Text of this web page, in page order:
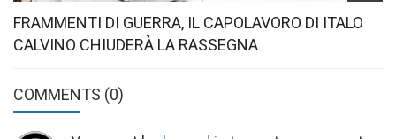
FRAMMENTI DI GUERRA, IL CAPOLAVORO DI ITALO
CALVINO CHIUDERÀ LA RASSEGNA
COMMENTS (0)